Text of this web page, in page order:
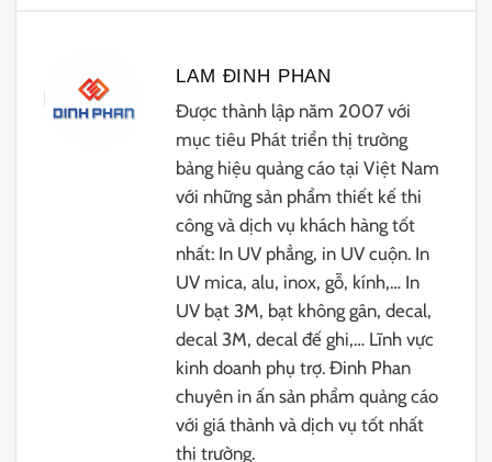
LAM ĐINH PHAN
Được thành lập năm 2007 với
mục tiêu Phát triển thị trường
bảng hiệu quảng cáo tại Việt Nam
với những sản phẩm thiết kế thi
công và dịch vụ khách hàng tốt
nhất: In UV phẳng, in UV cuộn. In
UV mica, alu, inox, gỗ, kính,… In
UV bạt 3M, bạt không gân, decal,
decal 3M, decal đế ghi,… Lĩnh vực
kinh doanh phụ trợ. Đinh Phan
chuyên in ấn sản phẩm quảng cáo
với giá thành và dịch vụ tốt nhất
thị trường.